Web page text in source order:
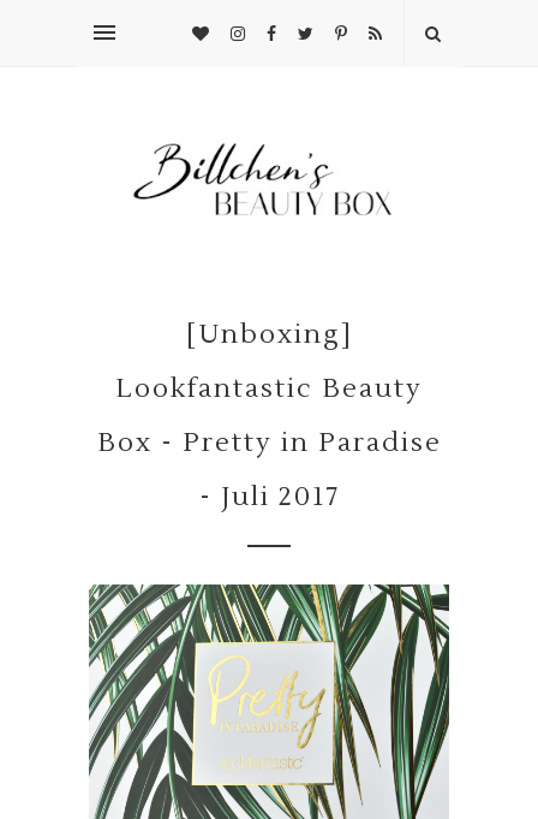
[Unboxing]
Lookfantastic Beauty
Box - Pretty in Paradise
- Juli 2017